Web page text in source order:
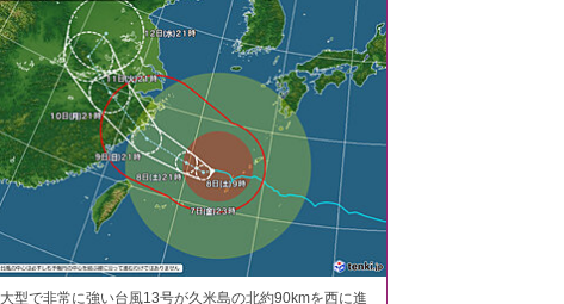
大型で非常に強い台風13号が久米島の北約90kmを西に進